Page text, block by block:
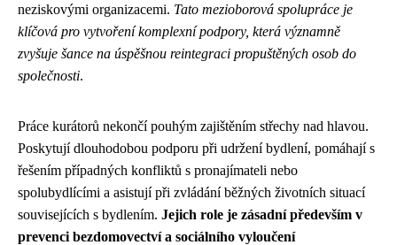
neziskovými organizacemi. Tato mezioborová spolupráce je
klíčová pro vytvoření komplexní podpory, která významně
zvyšuje šance na úspěšnou reintegraci propuštěných osob do
společnosti.
Práce kurátorů nekončí pouhým zajištěním střechy nad hlavou.
Poskytují dlouhodobou podporu při udržení bydlení, pomáhají s
řešením případných konfliktů s pronajímateli nebo
spolubydlícími a asistují při zvládání běžných životních situací
souvisejících s bydlením. Jejich role je zásadní především v
prevenci bezdomovectví a sociálního vyloučení